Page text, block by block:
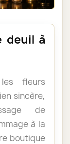
deuil à
les fleurs
sincère,
de
à la
boutique